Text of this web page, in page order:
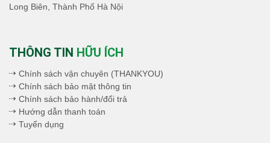
Long Biên, Thành Phố Hà Nội
THÔNG TIN HỮU ÍCH
Chính sách vận chuyên (THANKYOU)
Chính sách bảo mật thông tin
Chính sách bảo hành/đổi trả
Hướng dẫn thanh toán
Tuyển dụng